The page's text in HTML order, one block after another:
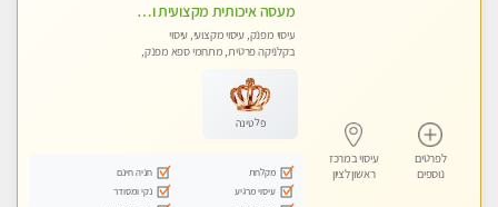
לפרטים
נוספים
עיסוי במרכז
ראשון לציון
מעסה איכותית מקצועית ומפנקת מאוד- ללא מין !!!
עיסוי מפנק, עיסוי מקצועי, עיסוי
בקלניקה פרטית, מתחמי ספא מפנק,
פלטינה
מקלחת
חניה חינם
עיסוי מרגיע
נקי ומסודר